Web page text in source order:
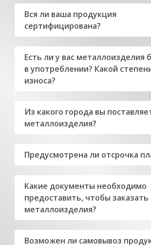
Вся ли ваша продукция
сертифицирована?
Есть ли у вас металлоизделия
в употреблении? Какой
износа?
Из какого города вы
металлоизделия?
Предусмотрена ли отсрочка
Какие документы необходимо
предоставить, чтобы заказать
металлоизделия?
Возможен ли самовывоз